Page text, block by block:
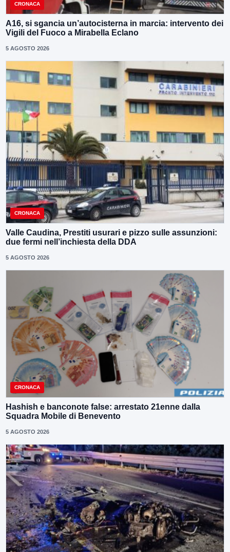
CRONACA
A16, si sgancia un’autocisterna in marcia: intervento dei
Vigili del Fuoco a Mirabella Eclano
5 AGOSTO 2026
CRONACA
Valle Caudina, Prestiti usurari e pizzo sulle assunzioni:
due fermi nell’inchiesta della DDA
5 AGOSTO 2026
CRONACA
Hashish e banconote false: arrestato 21enne dalla
Squadra Mobile di Benevento
5 AGOSTO 2026